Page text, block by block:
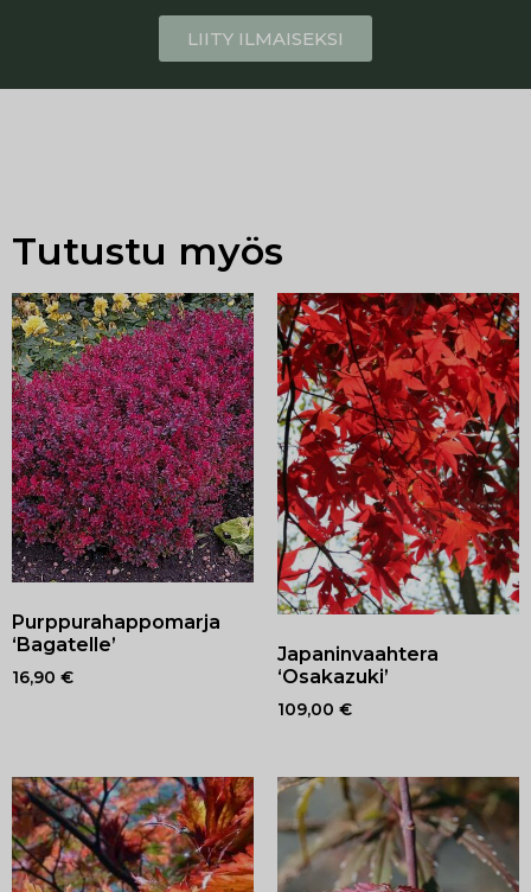
LIITY ILMAISEKSI
Tutustu myös
Purppurahappomarja
‘Bagatelle’
16,90 €
Japaninvaahtera
‘Osakazuki’
109,00 €